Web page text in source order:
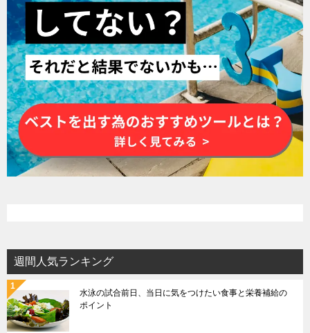
週間人気ランキング
水泳の試合前日、当日に気をつけたい食事と栄養補給の
ポイント